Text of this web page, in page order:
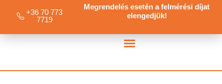
+36 70 773
7719
Megrendelés esetén a felmérési díjat
elengedjük!